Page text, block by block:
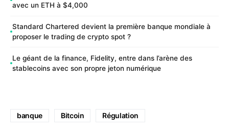
avec un ETH à $4,000
Standard Chartered devient la première banque mondiale à
proposer le trading de crypto spot ?
Le géant de la finance, Fidelity, entre dans l’arène des
stablecoins avec son propre jeton numérique
banque Bitcoin Régulation